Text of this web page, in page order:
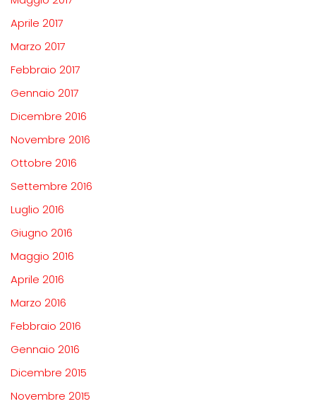
Aprile 2017
Marzo 2017
Febbraio 2017
Gennaio 2017
Dicembre 2016
Novembre 2016
Ottobre 2016
Settembre 2016
Luglio 2016
Giugno 2016
Maggio 2016
Aprile 2016
Marzo 2016
Febbraio 2016
Gennaio 2016
Dicembre 2015
Novembre 2015